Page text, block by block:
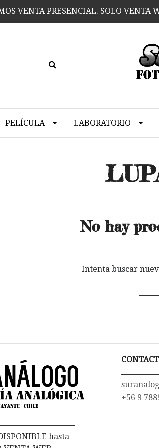
VENTA PRESENCIAL. SOLO VENTA
PELÍCULA LABORATORIO
No hay
Intenta buscar
hasta
+56 9